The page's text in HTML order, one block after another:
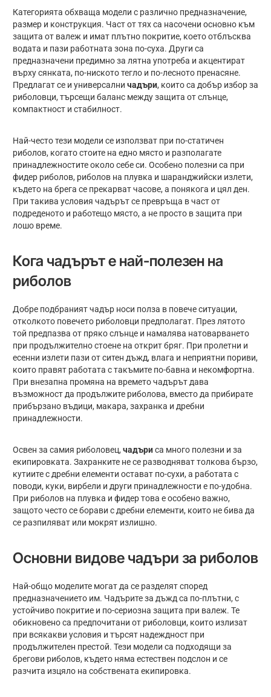
Категорията обхваща модели с различно предназначение,
размер и конструкция. Част от тях са насочени основно към
защита от валеж и имат плътно покритие, което отблъсква
водата и пази работната зона по-суха. Други са
предназначени предимно за лятна употреба и акцентират
върху сянката, по-ниското тегло и по-лесното пренасяне.
Предлагат се и универсални чадъри, които са добър избор за
риболовци, търсещи баланс между защита от слънце,
компактност и стабилност.
Най-често тези модели се използват при по-статичен
риболов, когато стоите на едно място и разполагате
принадлежностите около себе си. Особено полезни са при
фидер риболов, риболов на плувка и шаранджийски излети,
където на брега се прекарват часове, а понякога и цял ден.
При такива условия чадърът се превръща в част от
подреденото и работещо място, а не просто в защита при
лошо време.
Кога чадърът е най-полезен на
риболов
Добре подбраният чадър носи полза в повече ситуации,
отколкото повечето риболовци предполагат. През лятото
той предпазва от пряко слънце и намалява натоварването
при продължително стоене на открит бряг. При пролетни и
есенни излети пази от ситен дъжд, влага и неприятни пориви,
които правят работата с такъмите по-бавна и некомфортна.
При внезапна промяна на времето чадърът дава
възможност да продължите риболова, вместо да прибирате
прибързано въдици, макара, захранка и дребни
принадлежности.
Освен за самия риболовец, чадъриса много полезни и за
екипировката. Захранките не се разводняват толкова бързо,
кутиите с дребни елементи остават по-сухи, а работата с
поводи, куки, вирбели и други принадлежности е по-удобна.
При риболов на плувка и фидер това е особено важно,
защото често се борави с дребни елементи, които не бива да
се разпиляват или мокрят излишно.
Основни видове чадъри за риболов
Най-общо моделите могат да се разделят според
предназначението им. Чадърите за дъжд са по-плътни, с
устойчиво покритие и по-сериозна защита при валеж. Те
обикновено са предпочитани от риболовци, които излизат
при всякакви условия и търсят надеждност при
продължителен престой. Тези модели са подходящи за
брегови риболов, където няма естествен подслон и се
разчита изцяло на собствената екипировка.